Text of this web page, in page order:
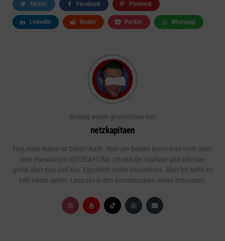
Twitter Facebook Pinterest
Linkedin Reddit Pocket Whatsapp
Beitrag wurde geschrieben von
netzkapitaen
Hey, mein Name ist Dimitri Auch. Aber am besten kennt man mich unter
dem Pseudonym NETZKAPITÄN. Ich mache YouTube und schreibe
gerne über dies und das. Eigentlich nichts besonderes. Aber ich hoffe es
hilft einem weiter. Lass uns in den Kommentaren etwas schnacken.